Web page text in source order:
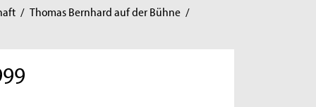
/ Thomas Bernhard auf der Bühne /